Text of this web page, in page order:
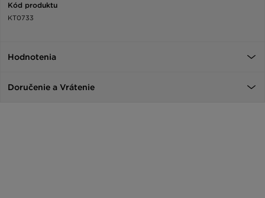
Kód produktu
KT0733
Hodnotenia
Doručenie a Vrátenie